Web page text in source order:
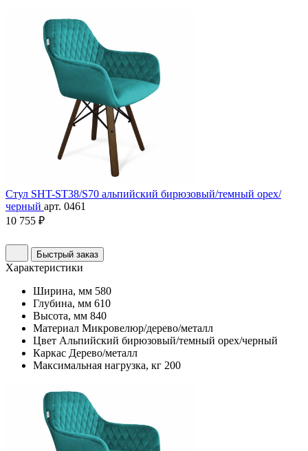
Стул SHT-ST38/S70 альпийский бирюзовый/темный орех/
черный арт. 0461
10 755 ₽
Быстрый заказ
Характеристики
Ширина, мм 580
Глубина, мм 610
Высота, мм 840
Материал Микровелюр/дерево/металл
Цвет Альпийский бирюзовый/темный орех/черный
Каркас Дерево/металл
Максимальная нагрузка, кг 200